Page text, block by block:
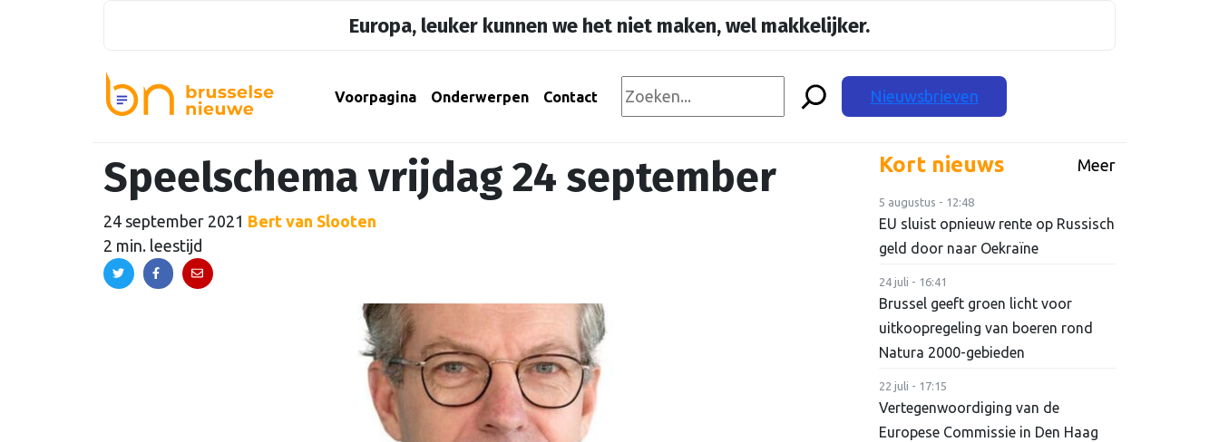
Europa, leuker kunnen we het niet maken, wel makkelijker.
Voorpagina Onderwerpen Contact Nieuwsbrieven
Speelschema vrijdag 24 september
24 september 2021 Bert van Slooten
2 min. leestijd
Kort nieuws Meer
5 augustus - 12:48
EU sluist opnieuw rente op Russisch
geld door naar Oekraïne
24 juli - 16:41
Brussel geeft groen licht voor
uitkoopregeling van boeren rond
Natura 2000-gebieden
22 juli - 17:15
Vertegenwoordiging van de
Europese Commissie in Den Haag